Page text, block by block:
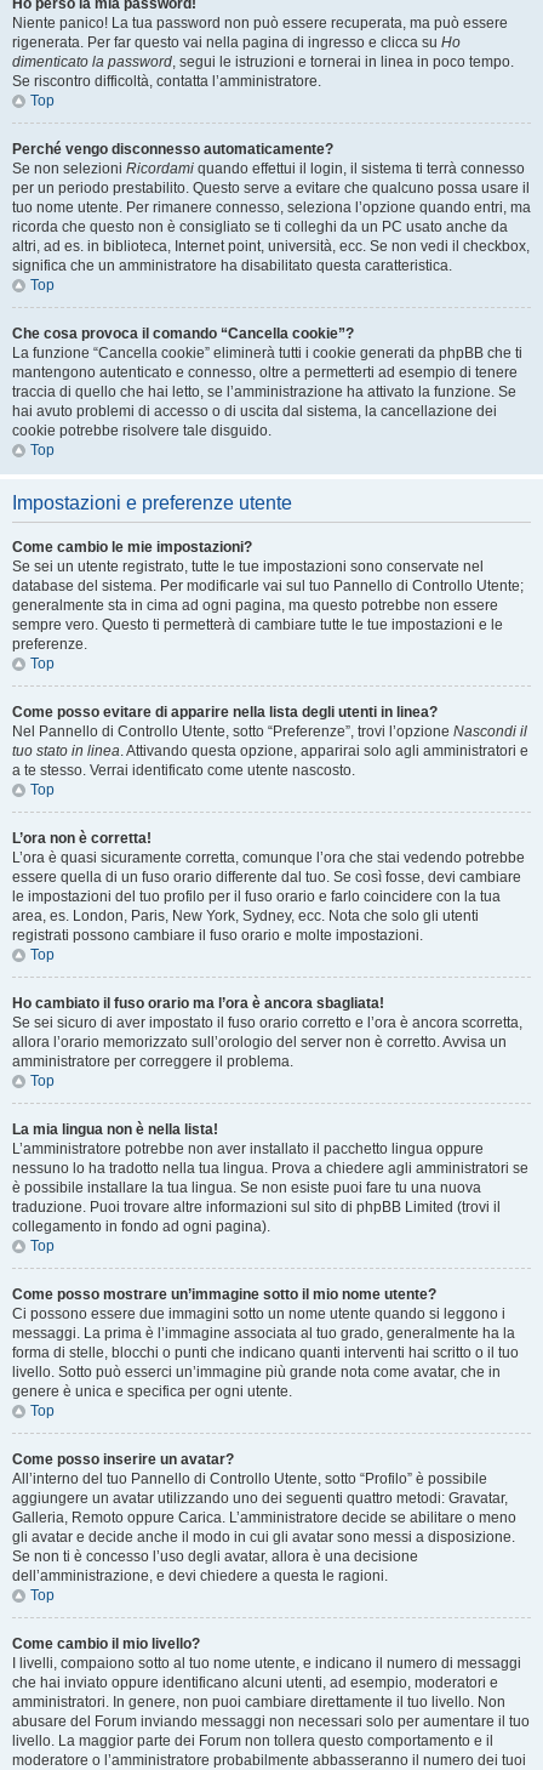
Ho perso la mia password!
Niente panico! La tua password non può essere recuperata, ma può essere
rigenerata. Per far questo vai nella pagina di ingresso e clicca su Ho
dimenticato la password, segui le istruzioni e tornerai in linea in poco tempo.
Se riscontro difficoltà, contatta l’amministratore.
Top
Perché vengo disconnesso automaticamente?
Se non selezioni Ricordami quando effettui il login, il sistema ti terrà connesso
per un periodo prestabilito. Questo serve a evitare che qualcuno possa usare il
tuo nome utente. Per rimanere connesso, seleziona l’opzione quando entri, ma
ricorda che questo non è consigliato se ti colleghi da un PC usato anche da
altri, ad es. in biblioteca, Internet point, università, ecc. Se non vedi il checkbox,
significa che un amministratore ha disabilitato questa caratteristica.
Top
Che cosa provoca il comando “Cancella cookie”?
La funzione “Cancella cookie” eliminerà tutti i cookie generati da phpBB che ti
mantengono autenticato e connesso, oltre a permetterti ad esempio di tenere
traccia di quello che hai letto, se l’amministrazione ha attivato la funzione. Se
hai avuto problemi di accesso o di uscita dal sistema, la cancellazione dei
cookie potrebbe risolvere tale disguido.
Top
Impostazioni e preferenze utente
Come cambio le mie impostazioni?
Se sei un utente registrato, tutte le tue impostazioni sono conservate nel
database del sistema. Per modificarle vai sul tuo Pannello di Controllo Utente;
generalmente sta in cima ad ogni pagina, ma questo potrebbe non essere
sempre vero. Questo ti permetterà di cambiare tutte le tue impostazioni e le
preferenze.
Top
Come posso evitare di apparire nella lista degli utenti in linea?
Nel Pannello di Controllo Utente, sotto “Preferenze”, trovi l’opzione Nascondi il
tuo stato in linea. Attivando questa opzione, apparirai solo agli amministratori e
a te stesso. Verrai identificato come utente nascosto.
Top
L’ora non è corretta!
L’ora è quasi sicuramente corretta, comunque l’ora che stai vedendo potrebbe
essere quella di un fuso orario differente dal tuo. Se così fosse, devi cambiare
le impostazioni del tuo profilo per il fuso orario e farlo coincidere con la tua
area, es. London, Paris, New York, Sydney, ecc. Nota che solo gli utenti
registrati possono cambiare il fuso orario e molte impostazioni.
Top
Ho cambiato il fuso orario ma l’ora è ancora sbagliata!
Se sei sicuro di aver impostato il fuso orario corretto e l’ora è ancora scorretta,
allora l’orario memorizzato sull’orologio del server non è corretto. Avvisa un
amministratore per correggere il problema.
Top
La mia lingua non è nella lista!
L’amministratore potrebbe non aver installato il pacchetto lingua oppure
nessuno lo ha tradotto nella tua lingua. Prova a chiedere agli amministratori se
è possibile installare la tua lingua. Se non esiste puoi fare tu una nuova
traduzione. Puoi trovare altre informazioni sul sito di phpBB Limited (trovi il
collegamento in fondo ad ogni pagina).
Top
Come posso mostrare un’immagine sotto il mio nome utente?
Ci possono essere due immagini sotto un nome utente quando si leggono i
messaggi. La prima è l’immagine associata al tuo grado, generalmente ha la
forma di stelle, blocchi o punti che indicano quanti interventi hai scritto o il tuo
livello. Sotto può esserci un’immagine più grande nota come avatar, che in
genere è unica e specifica per ogni utente.
Top
Come posso inserire un avatar?
All’interno del tuo Pannello di Controllo Utente, sotto “Profilo” è possibile
aggiungere un avatar utilizzando uno dei seguenti quattro metodi: Gravatar,
Galleria, Remoto oppure Carica. L’amministratore decide se abilitare o meno
gli avatar e decide anche il modo in cui gli avatar sono messi a disposizione.
Se non ti è concesso l’uso degli avatar, allora è una decisione
dell’amministrazione, e devi chiedere a questa le ragioni.
Top
Come cambio il mio livello?
I livelli, compaiono sotto al tuo nome utente, e indicano il numero di messaggi
che hai inviato oppure identificano alcuni utenti, ad esempio, moderatori e
amministratori. In genere, non puoi cambiare direttamente il tuo livello. Non
abusare del Forum inviando messaggi non necessari solo per aumentare il tuo
livello. La maggior parte dei Forum non tollera questo comportamento e il
moderatore o l’amministratore probabilmente abbasseranno il numero dei tuoi